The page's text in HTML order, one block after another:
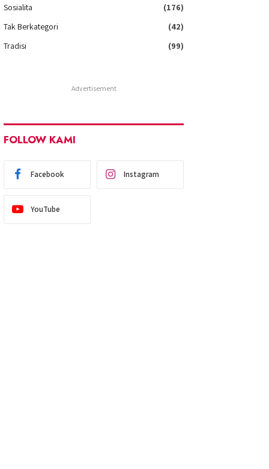
Sosialita
(176)
Tak Berkategori
(42)
Tradisi
(99)
Advertisement
FOLLOW KAMI
Facebook Instagram
YouTube